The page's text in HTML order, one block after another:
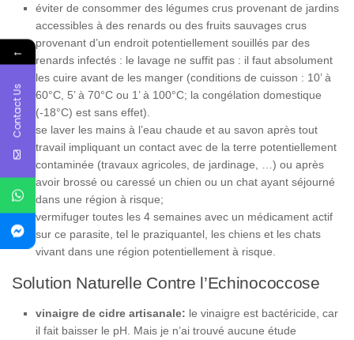
éviter de consommer des légumes crus provenant de jardins
accessibles à des renards ou des fruits sauvages crus
provenant d’un endroit potentiellement souillés par des
renards infectés : le lavage ne suffit pas : il faut absolument
les cuire avant de les manger (conditions de cuisson : 10’ à
60°C, 5’ à 70°C ou 1’ à 100°C; la congélation domestique
(-18°C) est sans effet).
se laver les mains à l’eau chaude et au savon après tout
travail impliquant un contact avec de la terre potentiellement
contaminée (travaux agricoles, de jardinage, …) ou après
avoir brossé ou caressé un chien ou un chat ayant séjourné
dans une région à risque;
vermifuger toutes les 4 semaines avec un médicament actif
sur ce parasite, tel le praziquantel, les chiens et les chats
vivant dans une région potentiellement à risque.
Solution Naturelle Contre l’Echinococcose
vinaigre de cidre artisanale: le vinaigre est bactéricide, car
il fait baisser le pH. Mais je n’ai trouvé aucune étude
←
Contact Us